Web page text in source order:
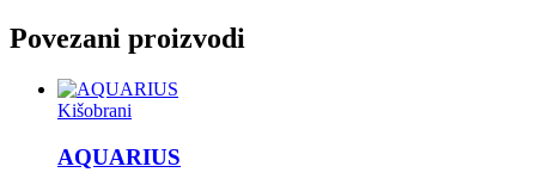
Povezani proizvodi
Kišobrani
AQUARIUS